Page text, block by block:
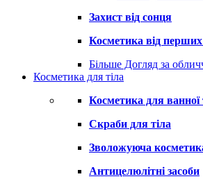
Захист від сонця
Косметика від перших
Більше Догляд за
Косметика для тіла
Косметика для
Скраби для тіла
Зволожуюча
Антицелюлітні засоби